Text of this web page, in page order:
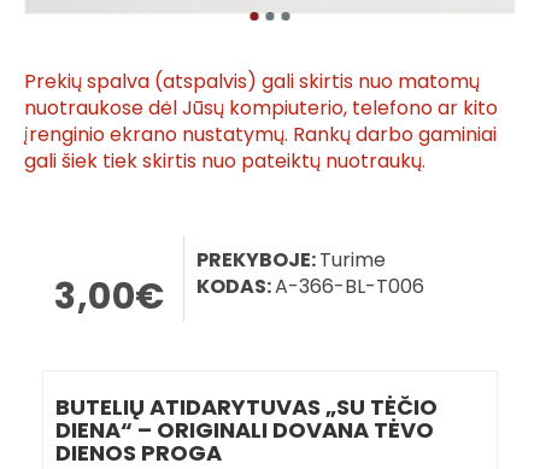
Prekių spalva (atspalvis) gali skirtis nuo matomų
nuotraukose dėl Jūsų kompiuterio, telefono ar kito
įrenginio ekrano nustatymų. Rankų darbo gaminiai
gali šiek tiek skirtis nuo pateiktų nuotraukų.
3,00€
PREKYBOJE:Turime
KODAS:A-366-BL-T006
BUTELIŲ ATIDARYTUVAS „SU TĖČIO
DIENA“ – ORIGINALI DOVANA TĖVO
DIENOS PROGA